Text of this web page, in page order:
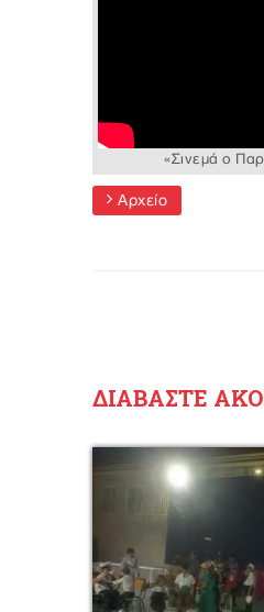
«Σινεμά ο
Αρχείο
ΔΙΑΒΑΣΤΕ